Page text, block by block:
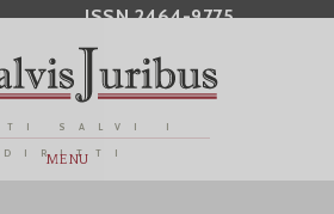
ISSN 2464-9775
SALVI I
DIRITTI
MENU